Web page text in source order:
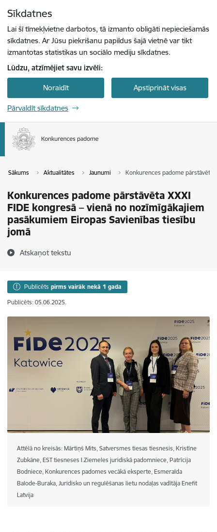
Sīkdatnes
Lai šī tīmekļvietne darbotos, tā izmanto obligāti nepieciešamās
sīkdatnes. Ar Jūsu piekrišanu papildus šajā vietnē var tikt
izmantotas statistikas un sociālo mediju sīkdatnes.
Lūdzu, atzīmējiet savu izvēli:
Noraidīt Apstiprināt visas
Pārvaldīt sīkdatnes
Sākums Aktualitātes Jaunumi Konkurences padome pārstāvēta
Konkurences padome pārstāvēta XXXI
FIDE kongresā – vienā no nozīmīgākajiem
pasākumiem Eiropas Savienības tiesību
jomā
Atskaņot tekstu
Publicēts pirms vairāk nekā 1 gada
Publicēts: 05.06.2025.
Attēlā no kreisās: Mārtiņš Mits, Satversmes tiesas tiesnesis, Kristīne
Zubkāne, EST tiesneses I.Ziemeles juridiskā padomniece, Patrīcija
Bodniece, Konkurences padomes vecākā eksperte, Esmeralda
Balode-Buraka, Juridisko un regulēšanas lietu nodaļas vadītāja Enefit
Latvija